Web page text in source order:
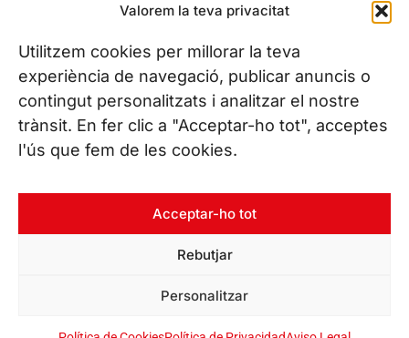
Valorem la teva privacitat
Utilitzem cookies per millorar la teva
experiència de navegació, publicar anuncis o
contingut personalitzats i analitzar el nostre
trànsit. En fer clic a "Acceptar-ho tot", acceptes
l'ús que fem de les cookies.
Acceptar-ho tot
Rebutjar
Personalitzar
08225 Terrassa, (Barcelona)
Conoce todas nuestras sedes
CONTÁCTANOS
Tel. (+34) 937 882 300